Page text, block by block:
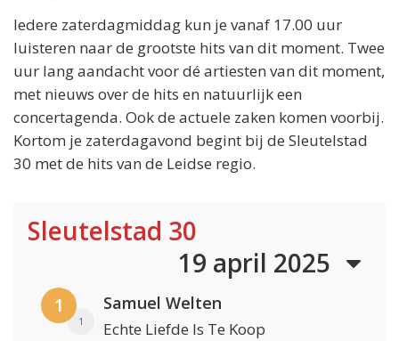
Iedere zaterdagmiddag kun je vanaf 17.00 uur
luisteren naar de grootste hits van dit moment. Twee
uur lang aandacht voor dé artiesten van dit moment,
met nieuws over de hits en natuurlijk een
concertagenda. Ook de actuele zaken komen voorbij.
Kortom je zaterdagavond begint bij de Sleutelstad
30 met de hits van de Leidse regio.
Sleutelstad 30
19 april 2025
1
1
Samuel Welten
Echte Liefde Is Te Koop